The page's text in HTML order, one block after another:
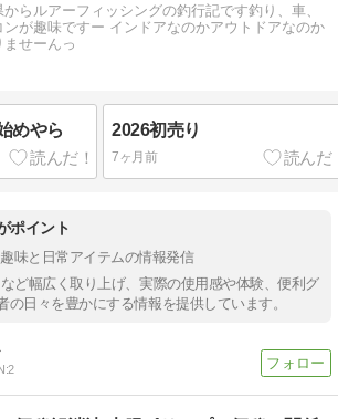
からルアーフィッシングの釣行記です釣り、車、
ンが趣味ですー インドアなのかアウトドアなのか
ませーんっ
めやら 2026初売り
7ヶ月前
ポイント
味と日常アイテムの情報発信
ど幅広く取り上げ、実際の使用感や体験、便利グ
の日々を豊かにする情報を提供しています。
2